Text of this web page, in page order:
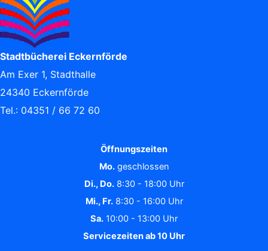
Stadtbücherei Eckernförde
Am Exer 1, Stadthalle
24340 Eckernförde
Tel.: 04351 / 66 72 60
Öffnungszeiten
Mo.geschlossen
Di., Do.8:30 - 18:00 Uhr
Mi., Fr.8:30 - 16:00 Uhr
Sa. 10:00 - 13:00 Uhr
Servicezeiten ab 10 Uhr